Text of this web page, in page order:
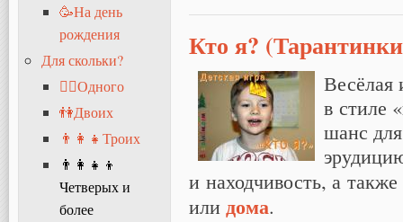
Кто я?
Весёлая
в стиле
шанс
и находчивость, а
или дома.
🥳На день
рождения
Для скольки?
🧍‍♂️Одного
👫Двоих
👨‍👩‍👧Троих
👨‍👩‍👧‍👦
Четверых и
более